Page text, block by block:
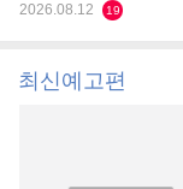
2026.08.12 19
최신예고편